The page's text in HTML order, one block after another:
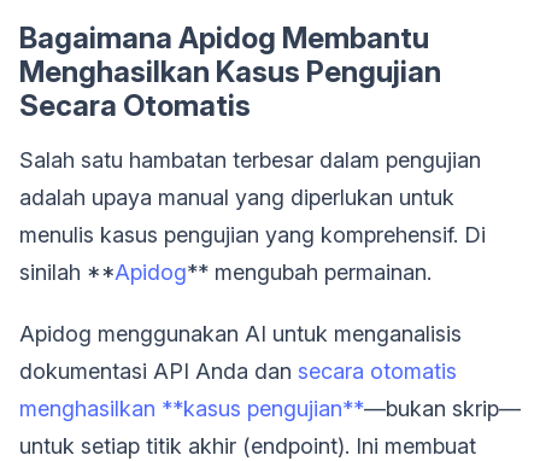
Bagaimana Apidog Membantu
Menghasilkan Kasus Pengujian
Secara Otomatis
Salah satu hambatan terbesar dalam pengujian
adalah upaya manual yang diperlukan untuk
menulis kasus pengujian yang komprehensif. Di
sinilah **Apidog** mengubah permainan.
Apidog menggunakan AI untuk menganalisis
dokumentasi API Anda dan secara otomatis
menghasilkan **kasus pengujian**—bukan skrip—
untuk setiap titik akhir (endpoint). Ini membuat